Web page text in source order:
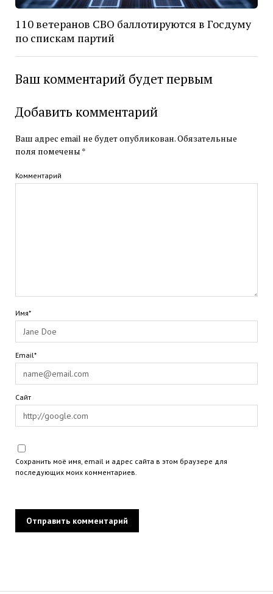
110 ветеранов СВО баллотируются в Госдуму
по спискам партий
Ваш комментарий будет первым
Добавить комментарий
Ваш адрес email не будет опубликован.Обязательные
поля помечены *
Комментарий
Имя*
Email*
Сайт
Сохранить моё имя, email и адрес сайта в этом браузере для
последующих моих комментариев.